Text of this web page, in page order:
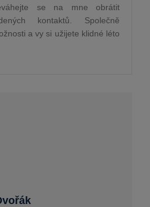
se na mne obrátit
kontaktů. Společně
a vy si užijete klidné léto